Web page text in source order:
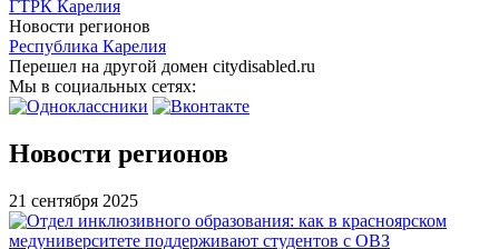
ГТРК Карелия
Новости регионов
Республика Карелия
Перешел на другой домен citydisabled.ru
Мы в социальных сетях:
Новости регионов
21 сентября 2025